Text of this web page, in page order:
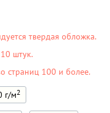
твердая обложка.
штук.
страниц 100 и более.
г/м2